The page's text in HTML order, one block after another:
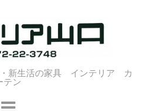
・新生活の家具 インテリア カ
テン